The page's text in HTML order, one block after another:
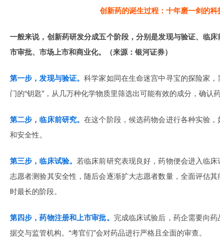
创新药的诞生过程：十年磨一剑的科
一般来说，创新药研发分成五个阶段，分别是发现与验证、临
市审批、市场上市和商业化。（来源：银河证券）
第一步，发现与验证。科学家如同在生命迷宫中寻宝的探险家
门的“钥匙”，从几万种化学物质里筛选出可能有效的成分，确认
第二步，临床前研究。在这个阶段，候选药物会进行各种实验
和安全性。
第三步，临床试验。 若临床前研究表现良好，药物便会进入临
志愿者测验其安全性，随后会逐渐扩大志愿者数量，全面评估
时最长的阶段。
第四步，药物注册和上市审批。 完成临床试验后，药企需要向
据交与监管机构。“考官们”会对药品进行严格且全面的审查。